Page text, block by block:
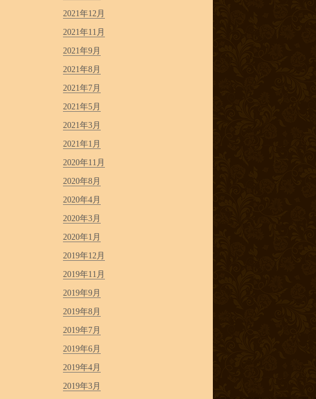
2021年12月
2021年11月
2021年9月
2021年8月
2021年7月
2021年5月
2021年3月
2021年1月
2020年11月
2020年8月
2020年4月
2020年3月
2020年1月
2019年12月
2019年11月
2019年9月
2019年8月
2019年7月
2019年6月
2019年4月
2019年3月